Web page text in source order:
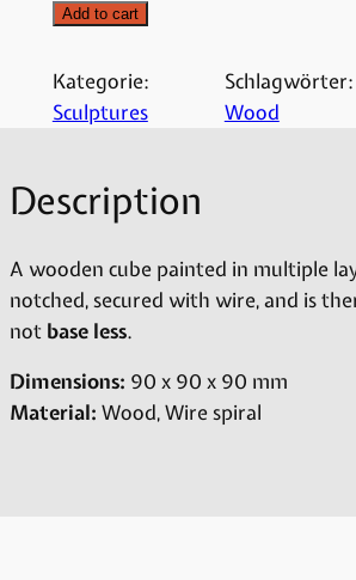
Add to cart
Kategorie:
Sculptures
Schlagwörter:
Wood
Description
A wooden cube painted in multiple
notched, secured with wire, and is
not base less.
Dimensions: 90 x 90 x 90 mm
Material: Wood, Wire spiral